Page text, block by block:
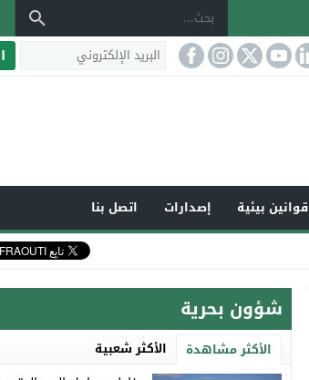
قوانين بيئية إصدارات
اتصل بنا
شؤون بحرية
الأكثر مشاهدة الأكثر شعبية